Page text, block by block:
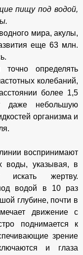
пищу под водой,
мира, акулы,
еще 63 млн.
определять
колебаний,
более 1,5
небольшую
организма и
воспринимают
воды, указывая, в
искать жертву.
водой в 10 раз
глубине, почти в
движение с
поднимается к
зрение
и глаза